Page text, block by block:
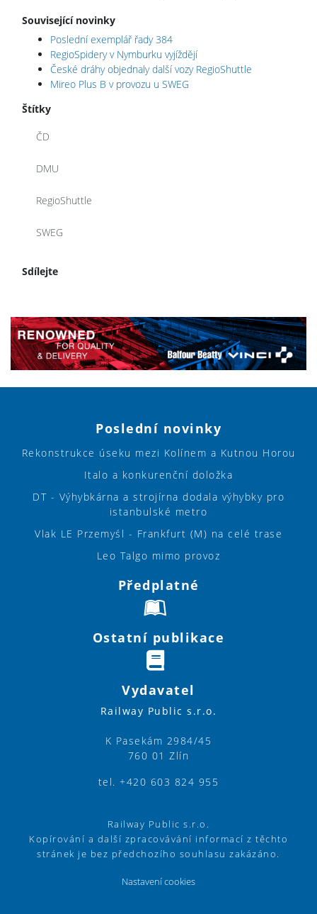
Související novinky
Poslední exemplář řady 384
RegioSpidery v Nymburku vyjíždějí
České dráhy objednaly další vozy RegioShuttle
Mireo Plus B v provozu u SWEG
Štítky
ČD
DMU
RegioShuttle
SWEG
Sdílejte
Poslední novinky
Rekonstrukce úseku mezi Kolínem a Kutnou Horou
Italo a konkurenční doložka
DT - Výhybkárna a strojírna dodala výhybky pro
istanbulské metro
Vlak LE Przemyśl - Frankfurt (M) na celé trase
Leo Talgo mimo provoz
Předplatné
Ostatní publikace
Vydavatel
Railway Public s.r.o.
K Pasekám 2984/45
760 01 Zlín
tel. +420 603 824 955
Railway Public s.r.o.
Kopírování a další zpracovávání informací z těchto
stránek je bez předchozího souhlasu zakázáno.
Nastavení cookies